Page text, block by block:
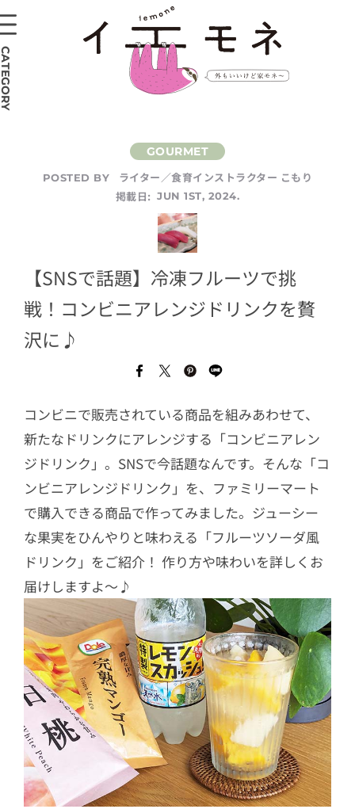
POSTED BY
ライター／食育インストラクター こもり
掲載日: JUN 1ST, 2024.
【SNSで話題】冷凍フルーツで挑
戦！コンビニアレンジドリンクを贅
沢に♪
コンビニで販売されている商品を組みあわせて、
新たなドリンクにアレンジする「コンビニアレン
ジドリンク」。SNSで今話題なんです。そんな「コ
ンビニアレンジドリンク」を、ファミリーマート
で購入できる商品で作ってみました。ジューシー
な果実をひんやりと味わえる「フルーツソーダ風
ドリンク」をご紹介！ 作り方や味わいを詳しくお
届けしますよ〜♪